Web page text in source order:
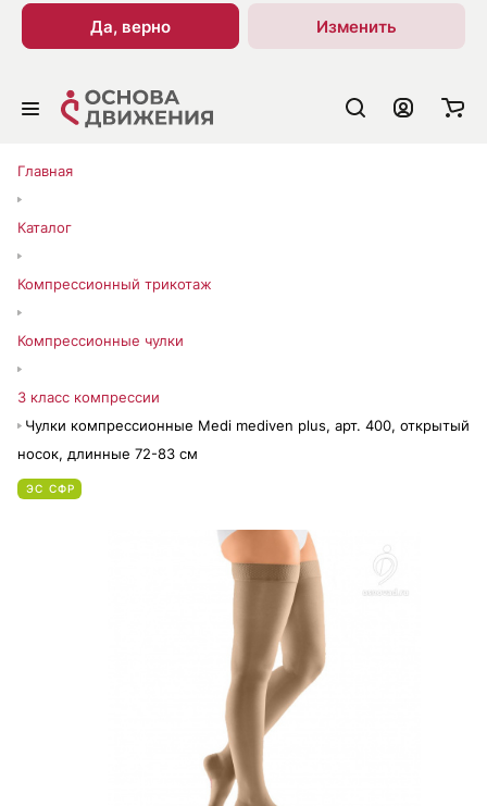
Да, верно Изменить
Главная
Каталог
Компрессионный трикотаж
Компрессионные чулки
3 класс компрессии
Чулки компрессионные Medi mediven plus, арт. 400, открытый
носок, длинные 72-83 см
ЭС СФР